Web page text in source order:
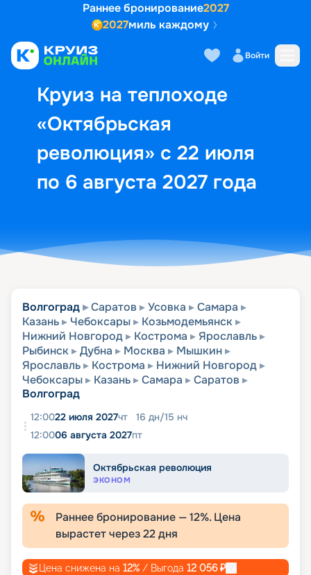
Раннее бронирование2027
2027миль каждому
Войти
Круиз на теплоходе
«Октябрьская
революция» с 22 июля
по 6 августа 2027 года
Выбор кают Маршрут и
Волгоград Саратов Усовка
Самара
Казань
Чебоксары
Козьмодемьянск
Нижний Новгород
Кострома
Ярославль
Рыбинск
Дубна Москва
Мышкин
Ярославль
Кострома
Нижний Новгород
Чебоксары
Казань Самара
Саратов
Волгоград
12:0022 июля 2027чт 16 дн/15 нч
12:0006 августа 2027пт
Октябрьская революция
ЭКОНОМ
Раннее бронирование —12%. Цена
вырастет через22дня
Цена снижена на 12% / Выгода 12 056₽